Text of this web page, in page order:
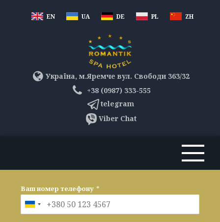
EN UA DE PL ZH
Україна, м.Яремче вул. Свободи 363/32
+38 (0987) 333-555
telegram
Viber Chat
Ваш номер телефону *